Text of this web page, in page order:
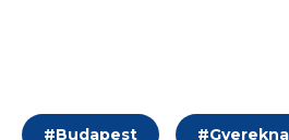
#Budapest #